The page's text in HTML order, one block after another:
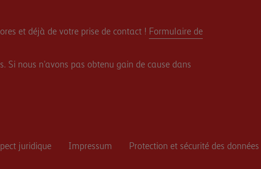
et déjà de votre prise de contact ! Formulaire de
Si nous n'avons pas obtenu gain de cause dans
juridique Impressum Protection et sécurité des données